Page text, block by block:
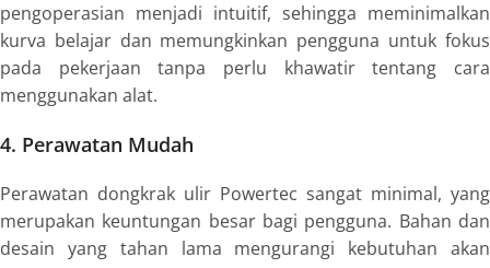
pengoperasian menjadi intuitif, sehingga meminimalkan
kurva belajar dan memungkinkan pengguna untuk fokus
pada pekerjaan tanpa perlu khawatir tentang cara
menggunakan alat.
4. Perawatan Mudah
Perawatan dongkrak ulir Powertec sangat minimal, yang
merupakan keuntungan besar bagi pengguna. Bahan dan
desain yang tahan lama mengurangi kebutuhan akan